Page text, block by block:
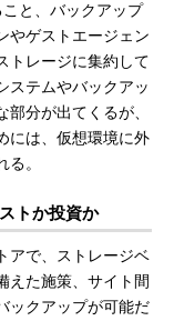
と、バックアップ
やゲストエージェン
トレージに集約して
ステムやバックアッ
分が出てくるが、
には、仮想環境に外
。
トか投資か
アで、ストレージベ
えた施策、サイト間
ックアップが可能だ